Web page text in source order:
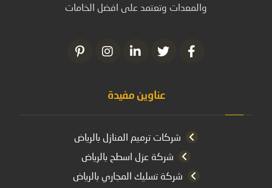
والمعدات وتعتمد على افضل الخامات
عناوين مفيدة
شركات ترميم المنازل بالرياض
شركة عزل اسطح بالرياض
شركة تسليك المجاري بالرياض